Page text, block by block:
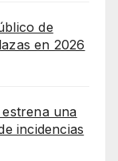
de
en 2026
una
incidencias